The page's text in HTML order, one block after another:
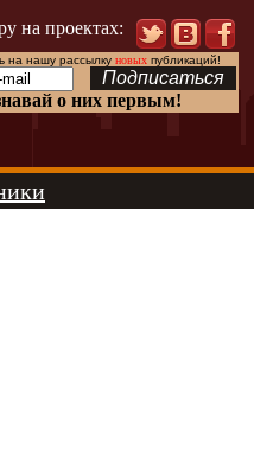
на проектах:
на нашу рассылку новыхпубликаций!
о них первым!